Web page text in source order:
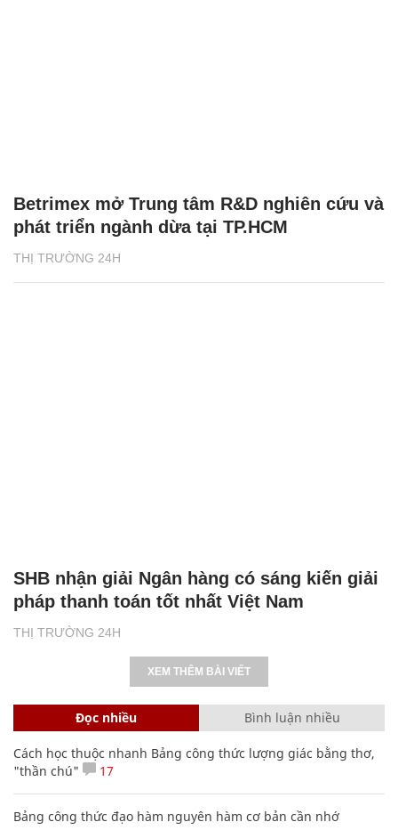
THỊ TRƯỜNG 24H
Betrimex mở Trung tâm R&D nghiên cứu và
phát triển ngành dừa tại TP.HCM
THỊ TRƯỜNG 24H
SHB nhận giải Ngân hàng có sáng kiến giải
pháp thanh toán tốt nhất Việt Nam
XEM THÊM BÀI VIẾT
Đọc nhiều Bình luận nhiều
Cách học thuộc nhanh Bảng công thức lượng giác bằng thơ,
"thần chú"
17
Bảng công thức đạo hàm nguyên hàm cơ bản cần nhớ